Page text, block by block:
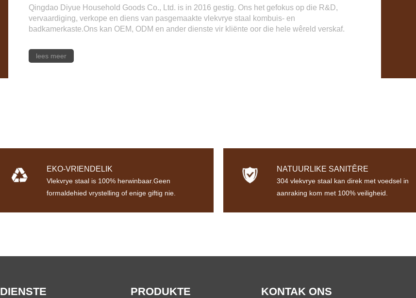
Qingdao Diyue Household Goods Co., Ltd. is in 2016 gestig. Ons het gefokus op die R&D,
vervaardiging, verkope en diens van pasgemaakte vlekvrye staal kombuis- en
badkamerkaste.Ons kan OEM, ODM en ander dienste vir kliënte oor die hele wêreld verskaf.
lees meer
EKO-VRIENDELIK
Vlekvrye staal is 100% herwinbaar.Geen
formaldehied vrystelling of enige giftig nie.
NATUURLIKE SANITÊRE
304 vlekvrye staal kan direk met voedsel in
aanraking kom met 100% veiligheid.
DIENSTE PRODUKTE KONTAK ONS